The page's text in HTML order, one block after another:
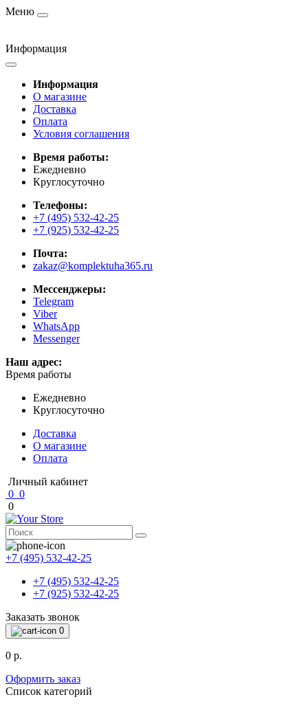
Меню
Информация
Информация
О магазине
Доставка
Оплата
Условия соглашения
Время работы:
Ежедневно
Круглосуточно
Телефоны:
+7 (495) 532-42-25
+7 (925) 532-42-25
Почта:
zakaz@komplektuha365.ru
Мессенджеры:
Telegram
Viber
WhatsApp
Messenger
Наш адрес:
Время работы
Ежедневно
Круглосуточно
Доставка
О магазине
Оплата
Личный кабинет
0 0
0
+7 (495) 532-42-25
+7 (495) 532-42-25
+7 (925) 532-42-25
Заказать звонок
0
0 р.
Оформить заказ
Список категорий